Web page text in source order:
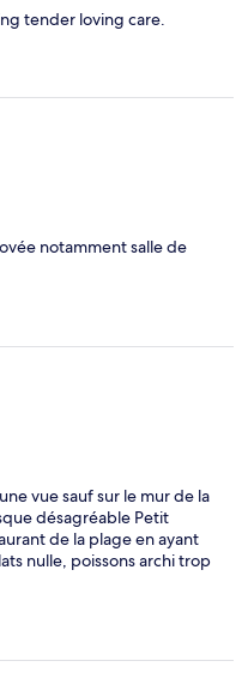
tender loving care.
notamment salle de
vue sauf sur le mur de la
désagréable Petit
de la plage en ayant
nulle, poissons archi trop